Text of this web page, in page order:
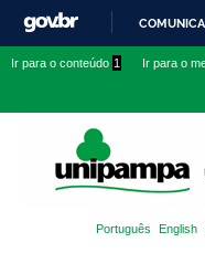
Ir para o conteúdo 1 Ir para o
Português English